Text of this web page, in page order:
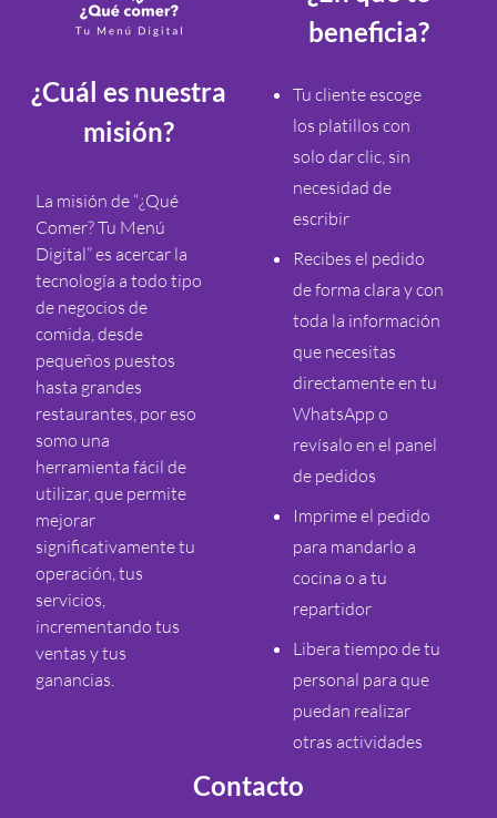
¿Cuál es nuestra
misión?
La misión de “¿Qué
Comer? Tu Menú
Digital” es acercar la
tecnología a todo tipo
de negocios de
comida, desde
pequeños puestos
hasta grandes
restaurantes, por eso
somo una
herramienta fácil de
utilizar, que permite
mejorar
significativamente tu
operación, tus
servicios,
incrementando tus
ventas y tus
ganancias.
beneficia?
Tu cliente escoge
los platillos con
solo dar clic, sin
necesidad de
escribir
Recibes el pedido
de forma clara y con
toda la información
que necesitas
directamente en tu
WhatsApp o
revísalo en el panel
de pedidos
Imprime el pedido
para mandarlo a
cocina o a tu
repartidor
Libera tiempo de tu
personal para que
puedan realizar
otras actividades
Contacto